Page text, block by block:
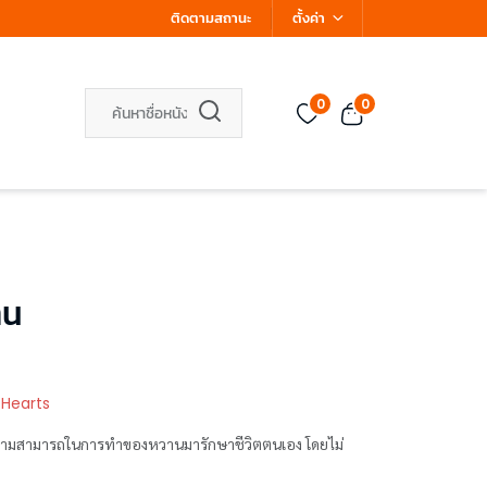
ติดตามสถานะ ตั้งค่า
0 0
Hearts
สามารถในการทำของหวานมารักษาชีวิตตนเอง โดยไม่